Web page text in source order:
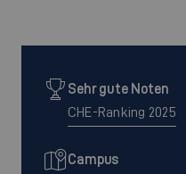
Sehr gute Noten
CHE-Ranking 2025
Campus